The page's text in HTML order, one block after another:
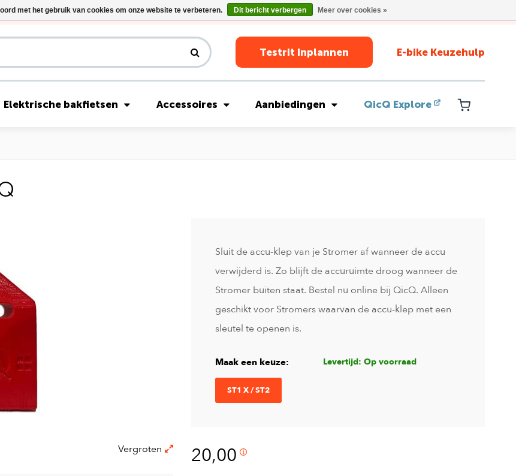
& Müller Nevo5 Silent Core nu direct uit voorraad leverbaar!
Testrit Inplannen E-bike Keuzehulp
Elektrische bakfietsen Accessoires Aanbiedingen QicQ Explore
Vergroten
Sluit de accu-klep van je Stromer af wanneer de accu
verwijderd is. Zo blijft de accuruimte droog wanneer de
Stromer buiten staat. Bestel nu online bij QicQ. Alleen
geschikt voor Stromers waarvan de accu-klep met een
sleutel te openen is.
Maak een keuze: Levertijd: Op voorraad
ST1 X / ST2
20,00
met het gebruik van cookies om onze website te verbeteren. Dit bericht verbergen Meer over cookies »